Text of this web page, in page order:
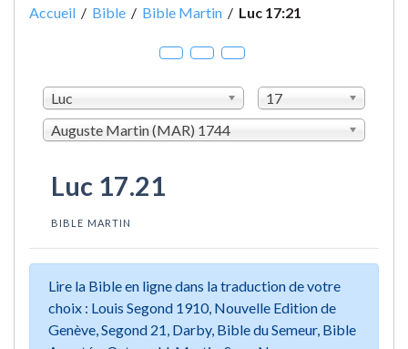
Accueil / Bible / Bible Martin / Luc 17:21
Luc
17
Auguste Martin (MAR) 1744
Luc 17.21
BIBLE MARTIN
Lire la Bible en ligne dans la traduction de votre
choix : Louis Segond 1910, Nouvelle Edition de
Genève, Segond 21, Darby, Bible du Semeur, Bible